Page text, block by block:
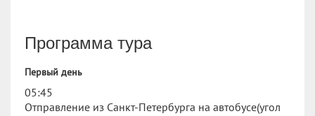
Программа тура
Первый день
05:45
Отправление из Санкт-Петербурга на автобусе(угол